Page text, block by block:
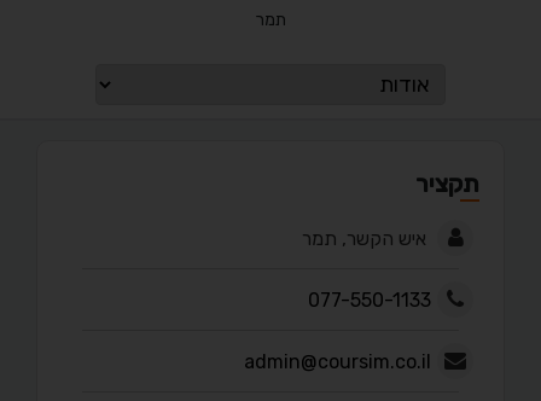
תמר
תקציר
איש הקשר, תמר
077-550-1133
admin@coursim.co.il